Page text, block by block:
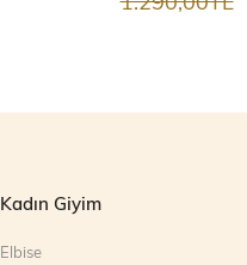
Kadın Giyim
Elbise